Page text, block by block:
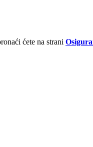
ćete na strani